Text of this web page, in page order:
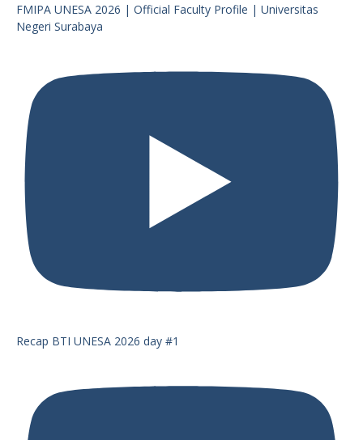
FMIPA UNESA 2026 | Official Faculty Profile | Universitas
Negeri Surabaya
Recap BTI UNESA 2026 day #1